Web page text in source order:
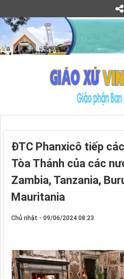
ĐTC Phanxicô tiếp
Tòa Thánh của các
Zambia, Tanzania,
Mauritania
Chủ nhật - 09/06/2024 08:23